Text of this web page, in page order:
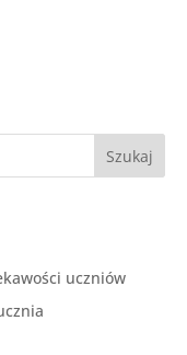
Szukaj
uczniów